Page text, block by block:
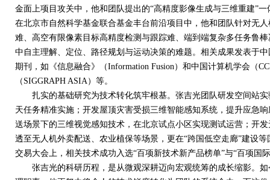
金面上项目攻关中，他和团队提出的“高精度影像生成与三维重建”
在北京市自然科学基金联合基金丰台前沿项目中，他和团队针对无
难、高空有限像素目标高精度检测与跟踪难、端到端复杂多任务鲁
中自主理解、定位、路径规划与运动决策的难题。相关成果发表于
期刊，如《信息融合》（Information Fusion）和中国计算机学会（
（ SIGGRAPH ASIA）等。
扎实的基础研究为技术转化筑牢根基。张吉光团队研发空间站实
天任务精准实施；开发屋顶灾害受损三维智能感知系统，提升应急
送场景下的三维视觉感知技术，在北京试点小区实现测试运营；开
透至无人机外卖配送、农业植保等场景，更在“跨国低空走廊”建设
交易大会上，相关技术成功入选“百项新技术新产品榜单”与“百项国
张吉光的科研历程，是从微观深耕迈向宏观统筹的成长缩影。如